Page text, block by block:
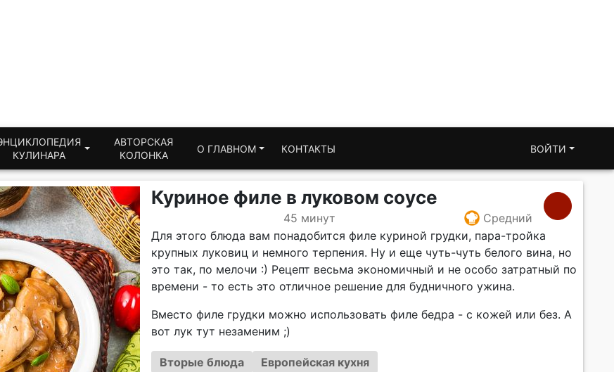
КУЛИНАРА
АВТОРСКАЯ
КОЛОНКА
О ГЛАВНОМ КОНТАКТЫ ВОЙТИ
Куриное филе в луковом соусе
45 минут
Средний
Для этого блюда вам понадобится филе куриной грудки, пара-тройка
крупных луковиц и немного терпения. Ну и еще чуть-чуть белого вина, но
это так, по мелочи :) Рецепт весьма экономичный и не особо затратный по
времени - то есть это отличное решение для будничного ужина.
Вместо филе грудки можно использовать филе бедра - с кожей или без. А
вот лук тут незаменим ;)
Вторые блюда
Европейская кухня